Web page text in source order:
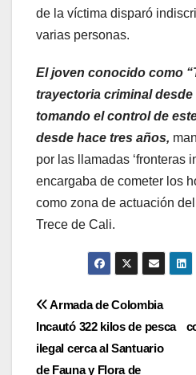
de la víctima disparó
varias personas.
El joven conocido como
trayectoria criminal desde
tomando el control de
desde hace tres años,
por las llamadas ‘fronteras
encargaba de cometer los
como zona de actuación
Trece de Cali.
Navegación
de
Armada de Colombia
Incautó 322 kilos de pesca
ilegal cerca al Santuario
de Fauna y Flora de